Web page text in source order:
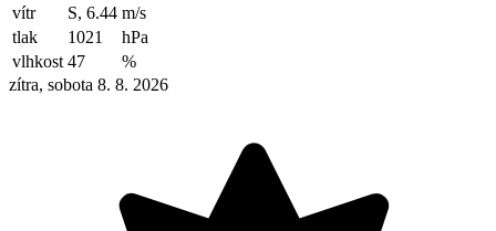
vítr
S, 6.44 m/s
tlak
1021
hPa
vlhkost 47
%
zítra, sobota 8. 8. 2026